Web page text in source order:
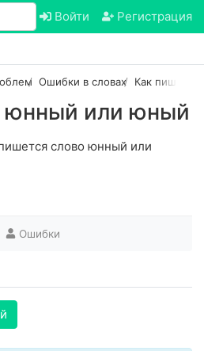
Войти Регистрация
Ошибки в словах Как пишется
юнный или юный
слово юнный или
Ошибки